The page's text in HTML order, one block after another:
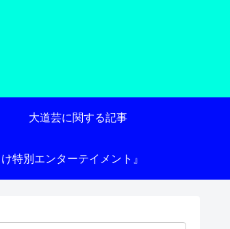
大道芸に関する記事
特別エンターテイメント』